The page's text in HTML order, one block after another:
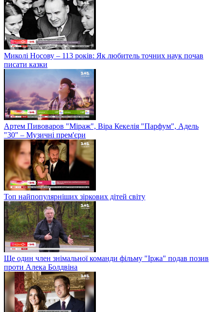
Миколі Носову – 113 років: Як любитель точних наук почав
писати казки
Артем Пивоваров "Міраж", Віра Кекелія "Парфум", Адель
"30" – Музичні прем'єри
Топ найпопулярніших зіркових дітей світу
Ще один член знімальної команди фільму "Іржа" подав позив
проти Алека Болдвіна